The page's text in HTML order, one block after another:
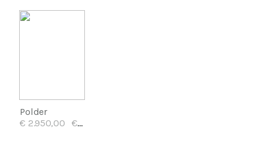
Polder
€ 2.950,00
€ 37,00/mnd